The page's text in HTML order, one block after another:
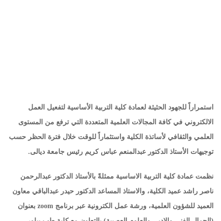
استمراراً للجهود الحثيثة لعمادة كلية التربية الأساسية لتفعيل العمل
الالكتروني في كافة المجالات العلمية المتعددة التي ترفع من المستوى
العلمي والثقافي لأساتذة الكلية واستثماراً للوقت خلال فترة الحظر حسب
توجيهات الأستاذ الدكتور عبدالمنعم عباس كريم رئيس جامعة ديالى.
نظمت عمادة كلية التربية الاساسية ممثلةً بالأستاذ الدكتور عبدالرحمن
ناصر راشد عميد الكلية، والاستاذ المساعد الدكتور حيدر عبدالباقي معاون
العميد للشؤون العلمية، ورشة عمل الكترونية عبر برنامج zoom بعنوان